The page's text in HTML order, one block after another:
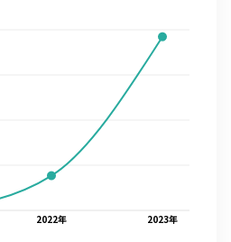
2022年 2023年